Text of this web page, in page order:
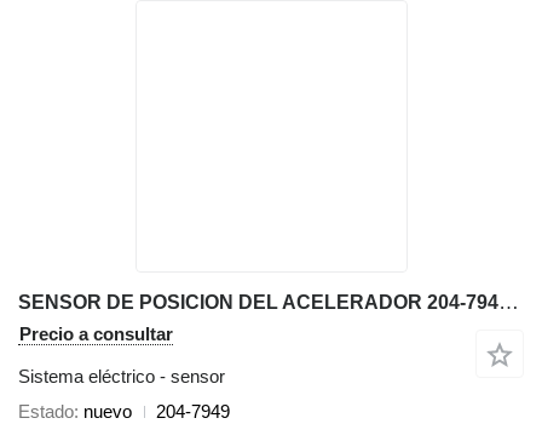
SENSOR DE POSICION DEL ACELERADOR 204-7949 para Caterpillar 962H 992G 777F 793 cargadora de ruedas
Precio a consultar
Sistema eléctrico - sensor
Estado nuevo
204-7949